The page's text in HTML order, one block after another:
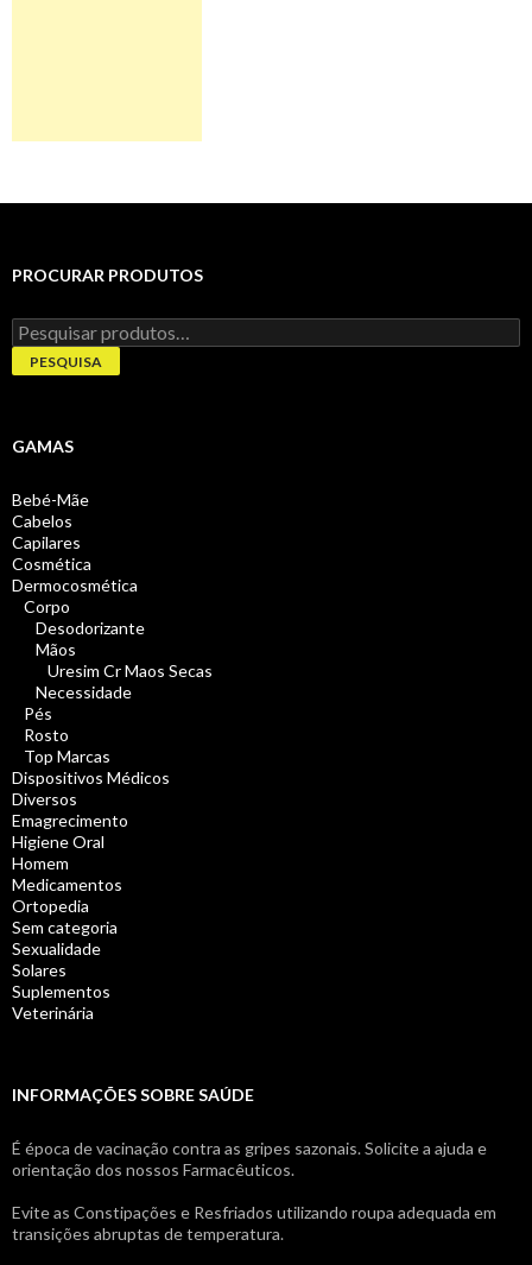
PROCURAR PRODUTOS
Pesquisar
por:
PESQUISA
GAMAS
Bebé-Mãe
Cabelos
Capilares
Cosmética
Dermocosmética
Corpo
Desodorizante
Mãos
Uresim Cr Maos Secas
Necessidade
Pés
Rosto
Top Marcas
Dispositivos Médicos
Diversos
Emagrecimento
Higiene Oral
Homem
Medicamentos
Ortopedia
Sem categoria
Sexualidade
Solares
Suplementos
Veterinária
INFORMAÇÕES SOBRE SAÚDE
É época de vacinação contra as gripes sazonais. Solicite a ajuda e
orientação dos nossos Farmacêuticos.
Evite as Constipações e Resfriados utilizando roupa adequada em
transições abruptas de temperatura.